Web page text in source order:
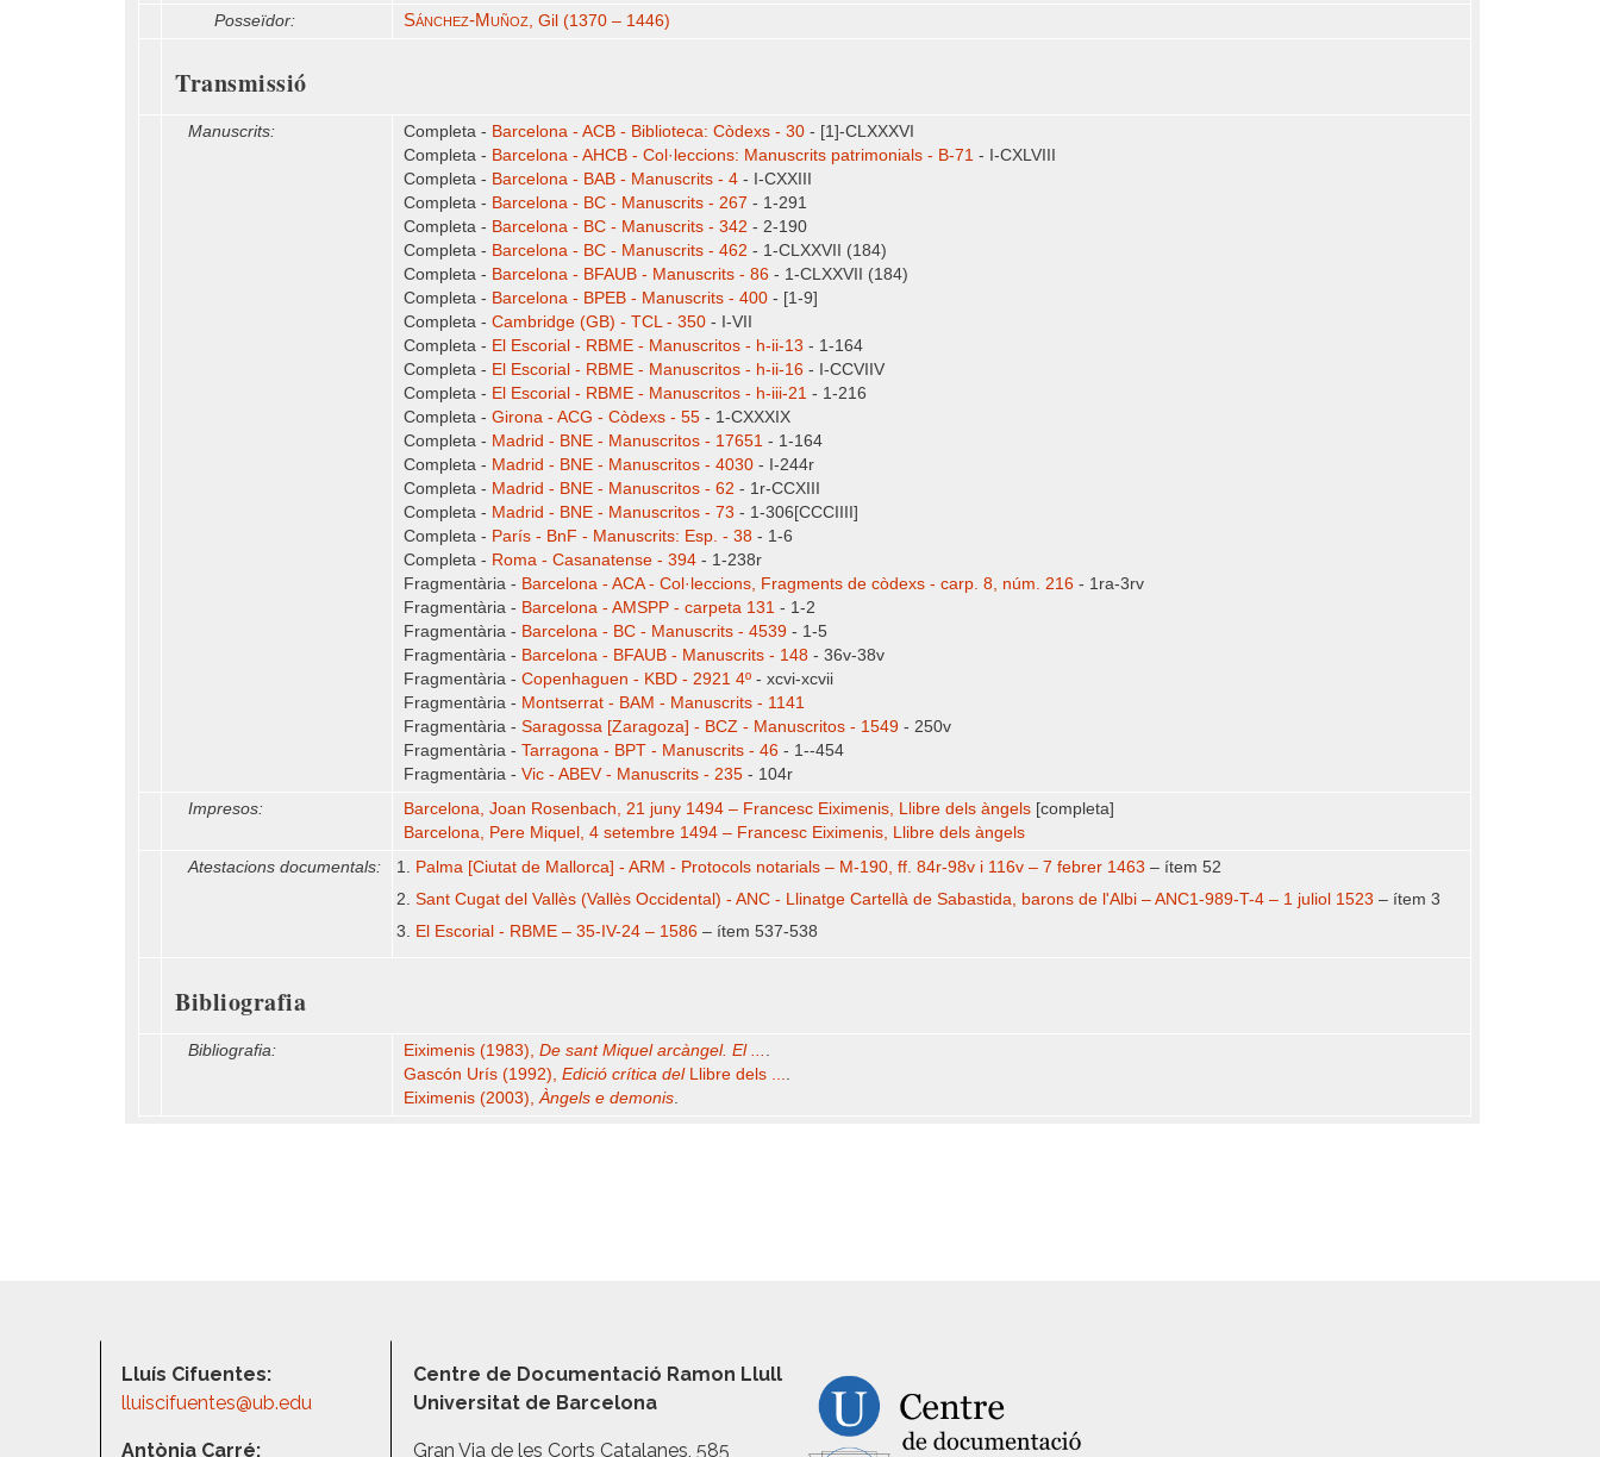
Posseïdor:
Sánchez-Muñoz, Gil (1370 – 1446)
Transmissió
Manuscrits: Completa - Barcelona - ACB - Biblioteca: Còdexs - 30 - [1]-CLXXXVI
Completa - Barcelona - AHCB - Col·leccions: Manuscrits patrimonials - B-71 - I-CXLVIII
Completa - Barcelona - BAB - Manuscrits - 4 - I-CXXIII
Completa - Barcelona - BC - Manuscrits - 267 - 1-291
Completa - Barcelona - BC - Manuscrits - 342 - 2-190
Completa - Barcelona - BC - Manuscrits - 462 - 1-CLXXVII (184)
Completa - Barcelona - BFAUB - Manuscrits - 86 - 1-CLXXVII (184)
Completa - Barcelona - BPEB - Manuscrits - 400 - [1-9]
Completa - Cambridge (GB) - TCL - 350 - I-VII
Completa - El Escorial - RBME - Manuscritos - h-ii-13 - 1-164
Completa - El Escorial - RBME - Manuscritos - h-ii-16 - I-CCVIIV
Completa - El Escorial - RBME - Manuscritos - h-iii-21 - 1-216
Completa - Girona - ACG - Còdexs - 55 - 1-CXXXIX
Completa - Madrid - BNE - Manuscritos - 17651 - 1-164
Completa - Madrid - BNE - Manuscritos - 4030 - I-244r
Completa - Madrid - BNE - Manuscritos - 62 - 1r-CCXIII
Completa - Madrid - BNE - Manuscritos - 73 - 1-306[CCCIIII]
Completa - París - BnF - Manuscrits: Esp. - 38 - 1-6
Completa - Roma - Casanatense - 394 - 1-238r
Fragmentària - Barcelona - ACA - Col·leccions, Fragments de còdexs - carp. 8, núm. 216 - 1ra-3rv
Fragmentària - Barcelona - AMSPP - carpeta 131 - 1-2
Fragmentària - Barcelona - BC - Manuscrits - 4539 - 1-5
Fragmentària - Barcelona - BFAUB - Manuscrits - 148 - 36v-38v
Fragmentària - Copenhaguen - KBD - 2921 4º - xcvi-xcvii
Fragmentària - Montserrat - BAM - Manuscrits - 1141
Fragmentària - Saragossa [Zaragoza] - BCZ - Manuscritos - 1549 - 250v
Fragmentària - Tarragona - BPT - Manuscrits - 46 - 1--454
Fragmentària - Vic - ABEV - Manuscrits - 235 - 104r
Impresos:
Barcelona, Joan Rosenbach, 21 juny 1494 – Francesc Eiximenis, Llibre dels àngels [completa]
Barcelona, Pere Miquel, 4 setembre 1494 – Francesc Eiximenis, Llibre dels àngels
Atestacions documentals:
Palma [Ciutat de Mallorca] - ARM - Protocols notarials – M-190, ff. 84r-98v i 116v – 7 febrer 1463 – ítem 52
Sant Cugat del Vallès (Vallès Occidental) - ANC - Llinatge Cartellà de Sabastida, barons de l'Albi – ANC1-989-T-4 – 1 juliol 1523 – ítem 3
El Escorial - RBME – 35-IV-24 – 1586 – ítem 537-538
Bibliografia
Bibliografia: Eiximenis (1983), De sant Miquel arcàngel. El ... .
Gascón Urís (1992), Edició crítica del Llibre dels ....
Eiximenis (2003),Àngels e demonis.
Lluís Cifuentes:
lluiscifuentes@ub.edu
Antònia Carré:
Centre de Documentació Ramon Llull
Universitat de Barcelona
Gran Via de les Corts Catalanes, 585